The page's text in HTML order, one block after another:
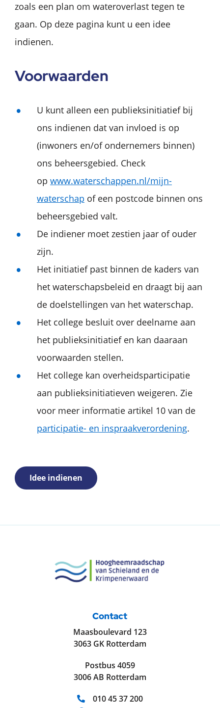
zoals een plan om wateroverlast tegen te
gaan. Op deze pagina kunt u een idee
indienen.
Voorwaarden
U kunt alleen een publieksinitiatief bij
ons indienen dat van invloed is op
(inwoners en/of ondernemers binnen)
ons beheersgebied. Check
op www.waterschappen.nl/mijn-
waterschap of een postcode binnen ons
beheersgebied valt.
De indiener moet zestien jaar of ouder
zijn.
Het initiatief past binnen de kaders van
het waterschapsbeleid en draagt bij aan
de doelstellingen van het waterschap.
Het college besluit over deelname aan
het publieksinitiatief en kan daaraan
voorwaarden stellen.
Het college kan overheidsparticipatie
aan publieksinitiatieven weigeren. Zie
voor meer informatie artikel 10 van de
participatie- en inspraakverordening.
Idee indienen
Contact
Maasboulevard 123
3063 GK Rotterdam
Postbus 4059
3006 AB Rotterdam
Telefoonnummer:
010 45 37 200